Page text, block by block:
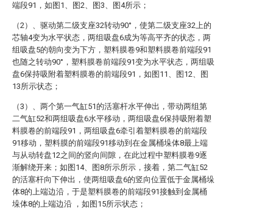
端段91，如图1、图2、图3、图4所示；
（2）、驱动第二级支座32转动90°，使第二级支座32上的
芯轴4变为水平状态，两组吸盘6成为等高平齐的状态，两
组吸盘5的朝向变为下方，塑料膜卷9和塑料膜卷前端段91
也随之转动90°，塑料膜卷前端段91变为水平状态，两组吸
盘6保持吸附着塑料膜卷的前端段91，如图11、图12、图
13所示状态；
（3）、两个第一气缸51的活塞杆水平伸出，带动两组第
二气缸52和两组吸盘6水平移动，两组吸盘6保持吸附着塑
料膜卷的前端段91，两组吸盘6牵引着塑料膜卷的前端段
91移动，塑料膜的前端段91移动到在金属桶垛体8最上端
与从动转盘12之间的竖向间隙，在此过程中塑料膜卷9逐
渐解绕开来；如图14、图8所示所示，接着，第二气缸52
的活塞杆向下伸出，使两组吸盘6的竖向位置低于金属桶垛
体8的上端边沿，于是塑料膜卷的前端段91接触到金属桶
垛体8的上端边沿 ，如图15所示状态；